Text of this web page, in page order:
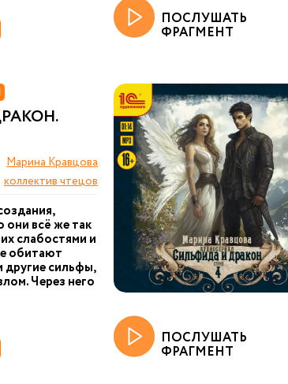
ПОСЛУШАТЬ
ФРАГМЕНТ
Марина Кравцова
коллектив чтецов
они всё же так
слабостями и
обитают
другие сильфы,
Через него
ПОСЛУШАТЬ
ФРАГМЕНТ